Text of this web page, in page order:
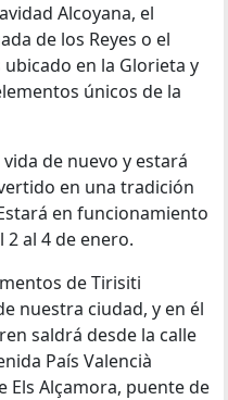
Alcoyana, el
de los Reyes o el
ubicado en la Glorieta y
únicos de la
de nuevo y estará
en una tradición
en funcionamiento
2 al 4 de enero.
de Tirisiti
nuestra ciudad, y en él
saldrá desde la calle
País Valencià
Els Alçamora, puente de